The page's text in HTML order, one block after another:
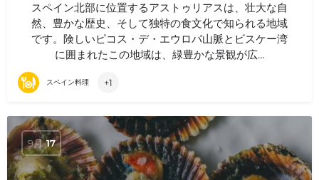
スペイン北部に位置するアストゥリアスは、壮大な自
然、豊かな歴史、そして独特の食文化で知られる地域
です。険しいピコス・デ・エウロパ山脈とビスケー湾
に囲まれたこの地域は、緑豊かな景観が広…
スペイン料理 +1
9月 17